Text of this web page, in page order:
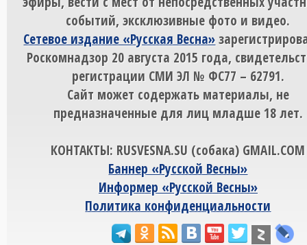
событий, эксклюзивные фото и видео.
Сетевое издание «Русская Весна»
Роскомнадзор 20 августа 2015 года,
регистрации СМИ ЭЛ № ФС77 – 62791.
Сайт может содержать материалы, не
предназначенные для лиц младше 18 лет.
КОНТАКТЫ: RUSVESNA.SU (собака) GMAIL.COM
Баннер «Русской Весны»
Информер «Русской Весны»
Политика конфиденциальности